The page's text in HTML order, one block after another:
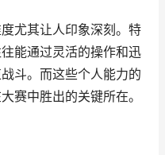
尤其让人印象深刻。特
能通过灵活的操作和迅
斗。而这些个人能力的
赛中胜出的关键所在。